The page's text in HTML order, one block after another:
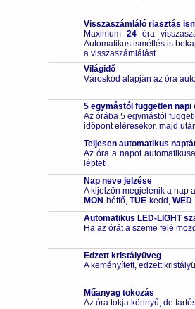
Visszaszámláló riasztás
Maximum 24óra
Automatikus ismétlés is
a visszaszámlálást.
Világidő
Városkód alapján az óra
5 egymástól független napi
Az órába 5 egymástól
időpont elérésekor, majd
Teljesen automatikus
Az óra a napot
lépteti.
Nap neve jelzése
A kijelzőn megjelenik a nap
MON-hétfő, TUE-kedd, WED
Automatikus LED-LIGHT
Ha az órát a szeme felé
Edzett kristályüveg
A keményített, edzett
Műanyag tokozás
Az óra tokja könnyű, de